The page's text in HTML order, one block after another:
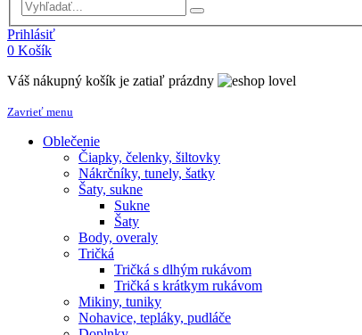
Prihlásiť
0 Košík
Váš nákupný košík je zatiaľ prázdny
Zavrieť menu
Oblečenie
Čiapky, čelenky, šiltovky
Nákrčníky, tunely, šatky
Šaty, sukne
Sukne
Šaty
Body, overaly
Tričká
Tričká s dlhým rukávom
Tričká s krátkym rukávom
Mikiny, tuniky
Nohavice, tepláky, pudláče